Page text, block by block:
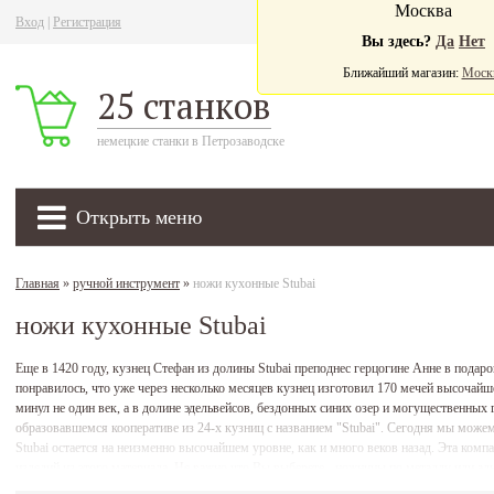
Вход Регистрация
25 станков
немецкие станки в Петрозаводске
Открыть меню
Москва
Вы здесь? Да Нет
Ближайший магазин:
Главная » ручной инструмент » ножи кухонные Stubai
ножи кухонные Stubai
Еще в 1420 году, кузнец Стефан из долины Stubai преподнес герцогине Анне в
понравилось, что уже через несколько месяцев кузнец изготовил 170 мечей
минул не один век, а в долине эдельвейсов, бездонных синих озер и могущественных
образовавшемся кооперативе из 24-х кузниц с названием "Stubai". Сегодня мы
Stubai остается на неизменно высочайшем уровне, как и много веков назад. Эта